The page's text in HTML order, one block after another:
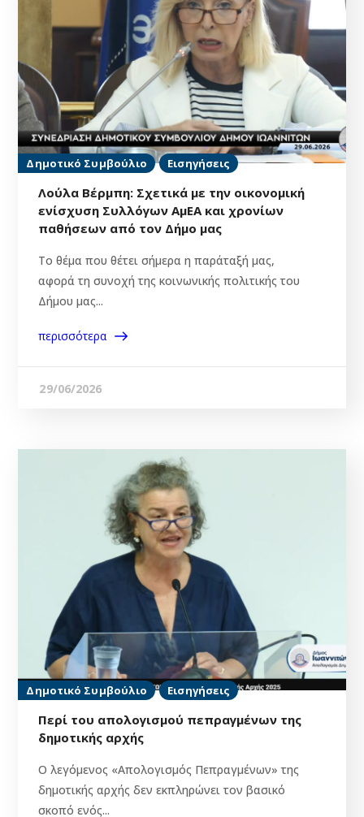
Δημοτικό Συμβούλιο Εισηγήσεις
Λούλα Βέρμπη: Σχετικά με την οικονομική
ενίσχυση Συλλόγων ΑμΕΑ και χρονίων
παθήσεων από τον Δήμο μας
Το θέμα που θέτει σήμερα η παράταξή μας,
αφορά τη συνοχή της κοινωνικής πολιτικής του
Δήμου μας...
περισσότερα
29/06/2026
Δημοτικό Συμβούλιο Εισηγήσεις
Περί του απολογισμού πεπραγμένων της
δημοτικής αρχής
Ο λεγόμενος «Απολογισμός Πεπραγμένων» της
δημοτικής αρχής δεν εκπληρώνει τον βασικό
σκοπό ενός...